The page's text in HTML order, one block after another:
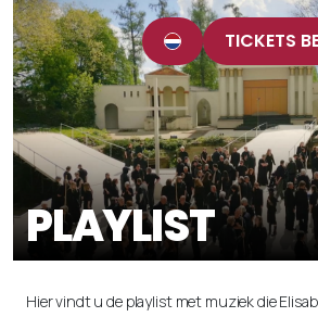
TICKETS
PLAYLIST
Hier vindt u de playlist met muziek die